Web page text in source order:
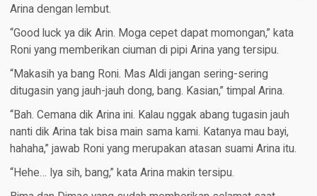
Arina dengan lembut.
“Good luck ya dik Arin. Moga cepet dapat momongan,” kata
Roni yang memberikan ciuman di pipi Arina yang tersipu.
“Makasih ya bang Roni. Mas Aldi jangan sering-sering
ditugasin yang jauh-jauh dong, bang. Kasian,” timpal Arina.
“Bah. Cemana dik Arina ini. Kalau nggak abang tugasin jauh
nanti dik Arina tak bisa main sama kami. Katanya mau bayi,
hahaha,” jawab Roni yang merupakan atasan suami Arina itu.
“Hehe… Iya sih, bang,” kata Arina makin tersipu.